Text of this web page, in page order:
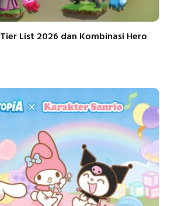
List 2026 dan Kombinasi Hero